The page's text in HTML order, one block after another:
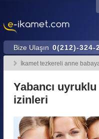
Bize Ulaşın 0(212)-324-
İkamet tezkereli anne
Yabancı
izinleri